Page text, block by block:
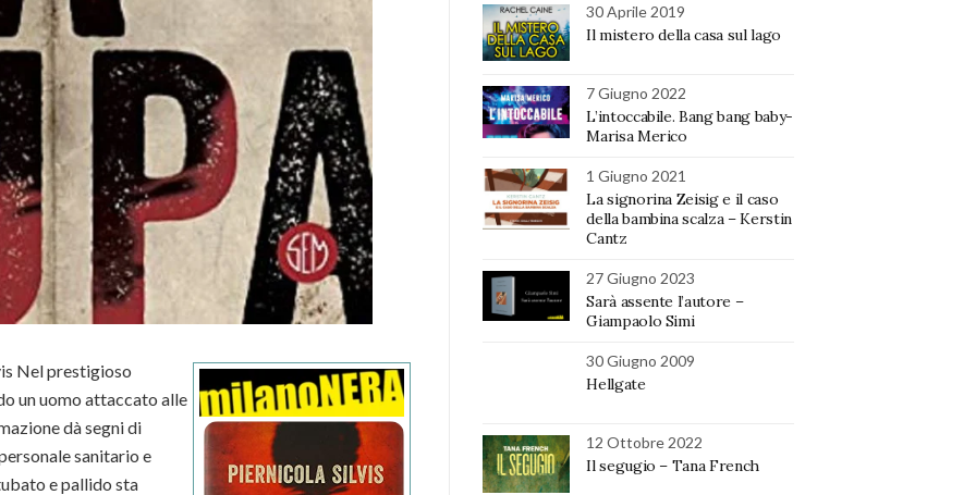
Nel prestigioso
un uomo attaccato alle
dà segni di
sanitario e
e pallido sta
30 Aprile 2019
Il mistero della casa sul lago
7 Giugno 2022
L’intoccabile. Bang bang baby-
Marisa Merico
1 Giugno 2021
La signorina Zeisig e il caso
della bambina scalza – Kerstin
Cantz
27 Giugno 2023
Sarà assente l’autore –
Giampaolo Simi
30 Giugno 2009
Hellgate
12 Ottobre 2022
Il segugio – Tana French